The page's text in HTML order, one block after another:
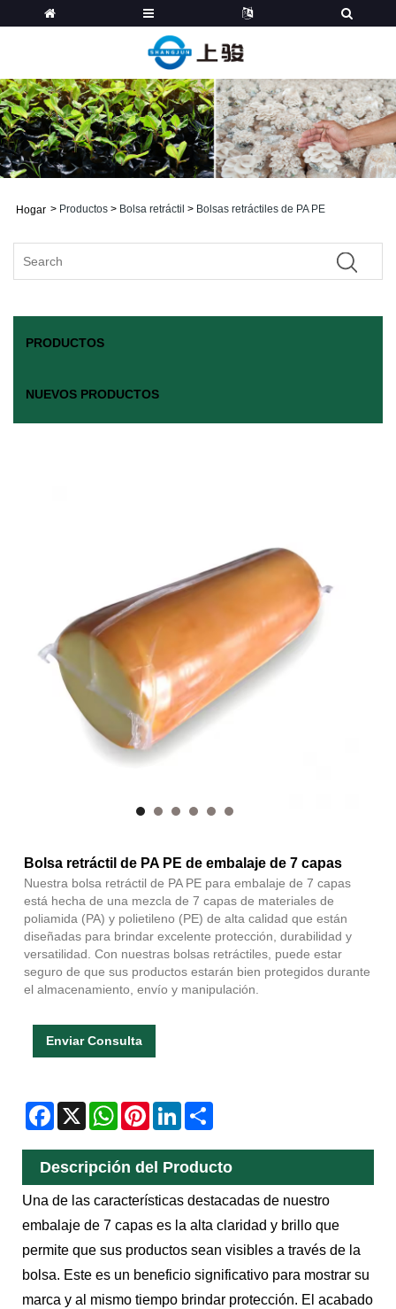
Hogar > Productos > Bolsa retráctil > Bolsas retráctiles de PA PE
PRODUCTOS
NUEVOS PRODUCTOS
Bolsa retráctil de PA PE de embalaje de 7 capas
Nuestra bolsa retráctil de PA PE para embalaje de 7 capas
está hecha de una mezcla de 7 capas de materiales de
poliamida (PA) y polietileno (PE) de alta calidad que están
diseñadas para brindar excelente protección, durabilidad y
versatilidad. Con nuestras bolsas retráctiles, puede estar
seguro de que sus productos estarán bien protegidos durante
el almacenamiento, envío y manipulación.
Enviar Consulta
Facebook
X WhatsAppPinterestLinkedIn
Descripción del Producto
Una de las características destacadas de nuestro
embalaje de 7 capas es la alta claridad y brillo que
permite que sus productos sean visibles a través de la
bolsa. Este es un beneficio significativo para mostrar su
marca y al mismo tiempo brindar protección. El acabado